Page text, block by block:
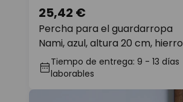
Percha para el guardarropa
Nami, azul, altura 20 cm, hierro
25,42 €
Tiempo de entrega: 9 - 13 días
laborables